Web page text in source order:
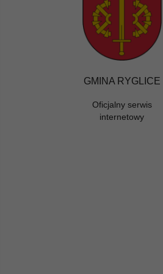
GMINA RYGLICE
Oficjalny serwis
internetowy